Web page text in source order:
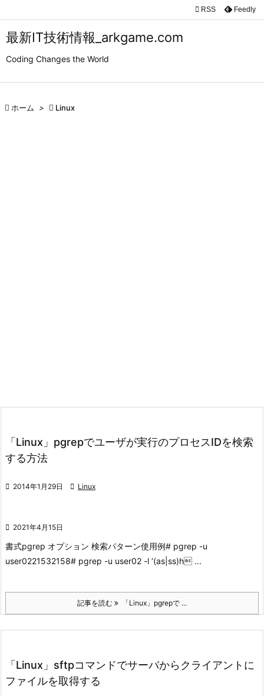
最新IT技術情報_arkgame.com
Coding Changes the World


 RSS Feedly
 ホーム >  Linux
「Linux」pgrepでユーザが実行のプロセスIDを検索
する方法
 2014年1月29日  Linux
 2021年4月15日
書式pgrep オプション 検索パターン使用例# pgrep -u
user0221532158# pgrep -u user02 -l ‘(as|ss)h ...
記事を読む 「Linux」pgrepで ...
「Linux」sftpコマンドでサーバからクライアントに
ファイルを取得する